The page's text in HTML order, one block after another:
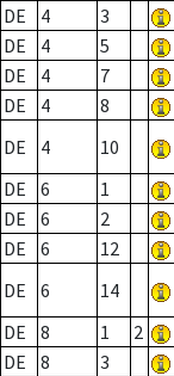
DE
4 3
DE
4 5
DE
4 7
DE
4 8
DE
4 10
DE
6 1
DE
6 2
DE
6 12
DE
6 14
DE
8 1 2
DE
8 3